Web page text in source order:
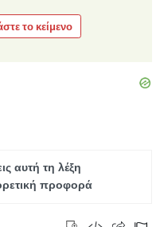
το κείμενο
αυτή τη λέξη
προφορά